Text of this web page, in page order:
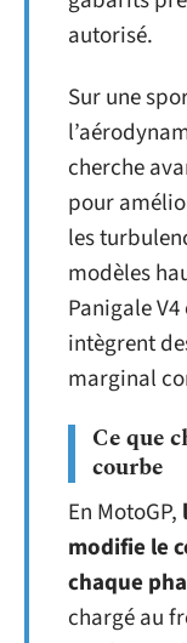
autorisé.
Sur une
cherche
pour
les
modèles
Panigale
intègrent
marginal
Ce que
courbe
En MotoGP,
modifie le
chaque
chargé au